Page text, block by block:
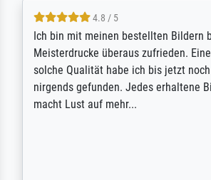
5 / 5
Rundum positive Erfahrung. Die
Ausführung des Auftrags hat eine Weile
gedauert, die angekündigte Lieferzeit
wurde aber letztlich sogar etwas
unterschritten. Die Qualität des Papiers